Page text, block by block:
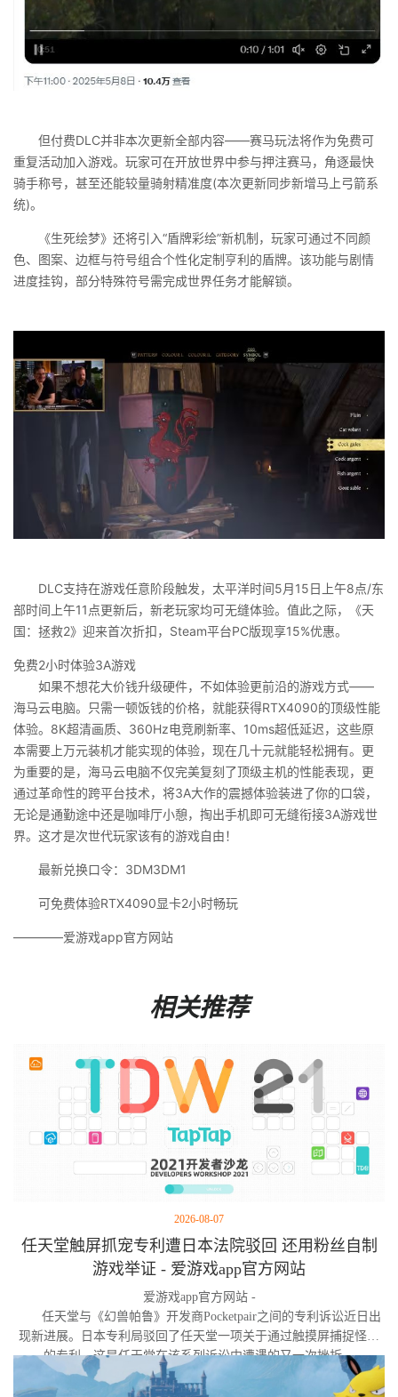
但付费DLC并非本次更新全部内容——赛马玩法将作为免费可
重复活动加入游戏。玩家可在开放世界中参与押注赛马，角逐最快
骑手称号，甚至还能较量骑射精准度(本次更新同步新增马上弓箭系
统)。
《生死绘梦》还将引入“盾牌彩绘”新机制，玩家可通过不同颜
色、图案、边框与符号组合个性化定制亨利的盾牌。该功能与剧情
进度挂钩，部分特殊符号需完成世界任务才能解锁。
DLC支持在游戏任意阶段触发，太平洋时间5月15日上午8点/东
部时间上午11点更新后，新老玩家均可无缝体验。值此之际，《天
国：拯救2》迎来首次折扣，Steam平台PC版现享15%优惠。
免费2小时体验3A游戏
如果不想花大价钱升级硬件，不如体验更前沿的游戏方式——
海马云电脑。只需一顿饭钱的价格，就能获得RTX4090的顶级性能
体验。8K超清画质、360Hz电竞刷新率、10ms超低延迟，这些原
本需要上万元装机才能实现的体验，现在几十元就能轻松拥有。更
为重要的是，海马云电脑不仅完美复刻了顶级主机的性能表现，更
通过革命性的跨平台技术，将3A大作的震撼体验装进了你的口袋，
无论是通勤途中还是咖啡厅小憩，掏出手机即可无缝衔接3A游戏世
界。这才是次世代玩家该有的游戏自由！
最新兑换口令：3DM3DM1
可免费体验RTX4090显卡2小时畅玩
————爱游戏app官方网站
相关推荐
2026-08-07
任天堂触屏抓宠专利遭日本法院驳回 还用粉丝自制
游戏举证 - 爱游戏app官方网站
爱游戏app官方网站 -
任天堂与《幻兽帕鲁》开发商Pocketpair之间的专利诉讼近日出
现新进展。日本专利局驳回了任天堂一项关于通过触摸屏捕捉怪物
的专利，这是任天堂在该系列诉讼中遭遇的又一次挫折。